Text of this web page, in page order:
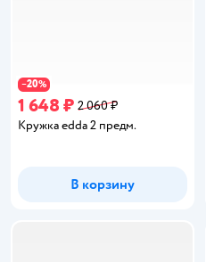
−20%
1 648 ₽ 2 060 ₽
Кружка edda 2 предм.
В корзину